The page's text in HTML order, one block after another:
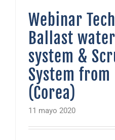
Webinar
Ballast
system &
System from
(Corea)
11 mayo 2020